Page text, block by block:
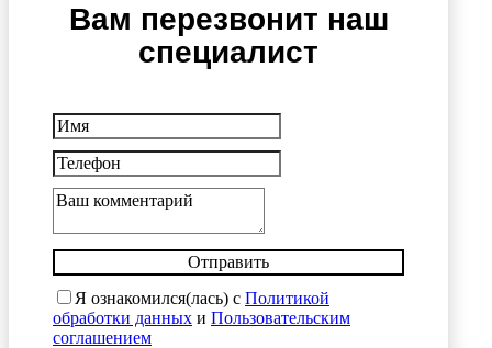
Вам перезвонит наш
специалист
Отправить
Я ознакомился(лась) с Политикой
обработки данных и Пользовательским
соглашением